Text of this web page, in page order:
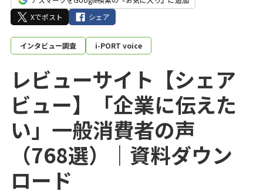
Xでポスト
シェア
インタビュー調査 i-PORT voice
レビューサイト【シェア
ビュー】「企業に伝えた
い」一般消費者の声
（768選）｜資料ダウン
ロード